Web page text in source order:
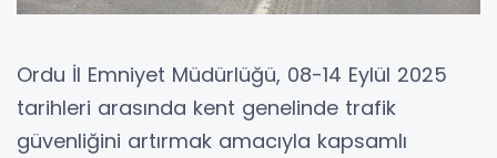
Ordu İl Emniyet Müdürlüğü, 08-14 Eylül 2025
tarihleri arasında kent genelinde trafik
güvenliğini artırmak amacıyla kapsamlı